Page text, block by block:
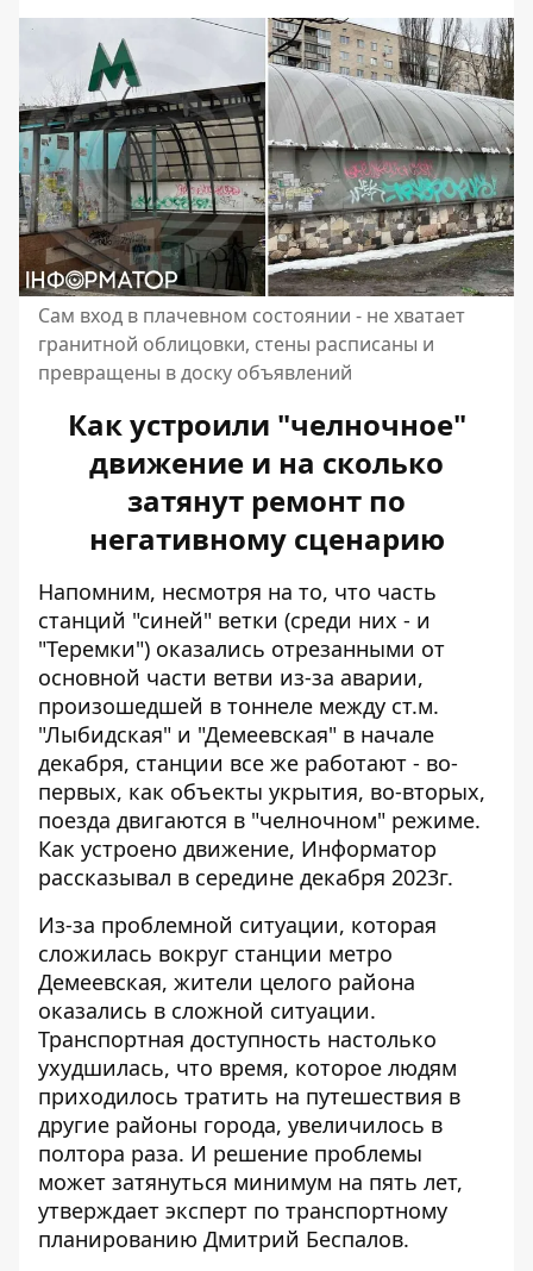
Сам вход в плачевном состоянии - не хватает
гранитной облицовки, стены расписаны и
превращены в доску объявлений
Как устроили "челночное"
движение и на сколько
затянут ремонт по
негативному сценарию
Напомним, несмотря на то, что часть
станций "синей" ветки (среди них - и
"Теремки") оказались отрезанными от
основной части ветви из-за аварии,
произошедшей в тоннеле между ст.м.
"Лыбидская" и "Демеевская" в начале
декабря, станции все же работают - во-
первых, как объекты укрытия, во-вторых,
поезда двигаются в "челночном" режиме.
Как устроено движение, Информатор
рассказывал в середине декабря 2023г.
Из-за проблемной ситуации, которая
сложилась вокруг станции метро
Демеевская, жители целого района
оказались в сложной ситуации.
Транспортная доступность настолько
ухудшилась, что время, которое людям
приходилось тратить на путешествия в
другие районы города, увеличилось в
полтора раза. И решение проблемы
может затянуться минимум на пять лет,
утверждает эксперт по транспортному
планированию Дмитрий Беспалов.